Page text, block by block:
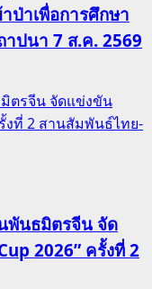
ป่าเพื่อการศึกษา
ปนา 7 ส.ค. 2569
ตรจีน จัดแข่งขัน
งที่ 2 สานสัมพันธ์ไทย-
พันธมิตรจีน จัด
2026” ครั้งที่ 2